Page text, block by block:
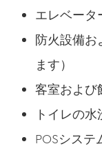
エレベータ
防火設備お
ます）
客室および
トイレの
POSシス